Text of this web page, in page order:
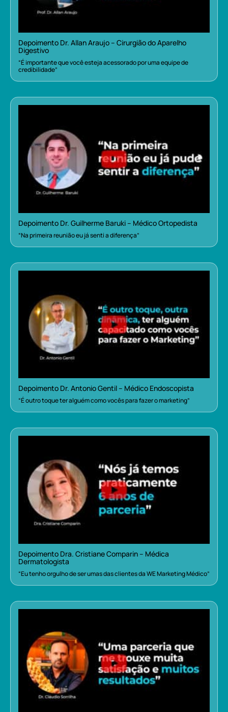
Depoimento Dr. Allan Araujo – Cirurgião do Aparelho
Digestivo
“É importante que você esteja acessorado por uma equipe de
credibilidade”
Depoimento Dr. Guilherme Baruki – Médico Ortopedista
“Na primeira reunião eu já senti a diferença”
Depoimento Dr. Antonio Gentil – Médico Endoscopista
“É outro toque ter alguém como vocês para fazer o marketing”
Depoimento Dra. Cristiane Comparin – Médica
Dermatologista
“Eu tenho orgulho de ser umas das clientes da WE Marketing Médico”